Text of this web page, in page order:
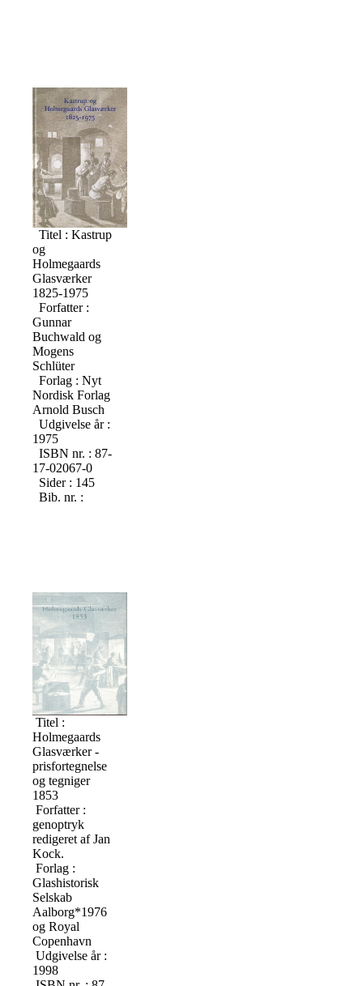
Titel : Kastrup
og
Holmegaards
Glasværker
1825-1975
Forfatter :
Gunnar
Buchwald og
Mogens
Schlüter
Forlag : Nyt
Nordisk Forlag
Arnold Busch
Udgivelse år :
1975
ISBN nr. : 87-
17-02067-0
Sider : 145
Bib. nr. :
Titel :
Holmegaards
Glasværker -
prisfortegnelse
og tegniger
1853
Forfatter :
genoptryk
redigeret af Jan
Kock.
Forlag :
Glashistorisk
Selskab
Aalborg*1976
og Royal
Copenhavn
Udgivelse år :
1998